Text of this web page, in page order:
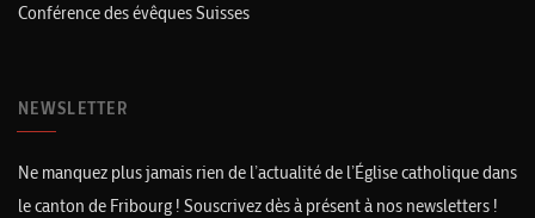
Conférence des évêques Suisses
NEWSLETTER
Ne manquez plus jamais rien de l’actualité de l’Église catholique dans
le canton de Fribourg ! Souscrivez dès à présent à nos newsletters !